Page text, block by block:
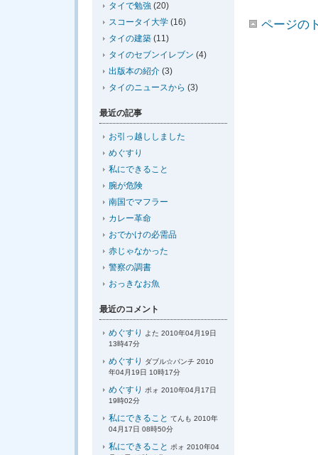
ページの
タイで勉強 (20)
スコータイ大学 (16)
タイの建築 (11)
タイのセブンイレブン (4)
出版本の紹介 (3)
タイのニュースから (3)
最近の記事
お引っ越ししました
めぐすり
私にできること
腕が危険
南国でマフラー
カレー革命
おでかけの必需品
赤じゃなかった
警察の調書
おっきなお魚
最近のコメント
めぐすり よた 2010年04月19日
13時47分
めぐすり
ダブル☆パンチ 2010
年04月19日 10時17分
めぐすり
ポォ 2010年04月17日
19時02分
私にできること てんも 2010年
04月17日 08時50分
私にできること ポォ 2010年04